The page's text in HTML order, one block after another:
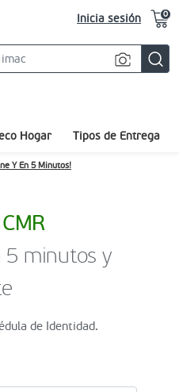
Inicia sesión 0
Hogar Tipos de Entrega
Y En 5 Minutos!
CMR
5 minutos y
de Identidad.